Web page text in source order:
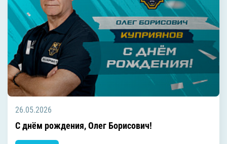
26.05.2026
С днём рождения, Олег Борисович!